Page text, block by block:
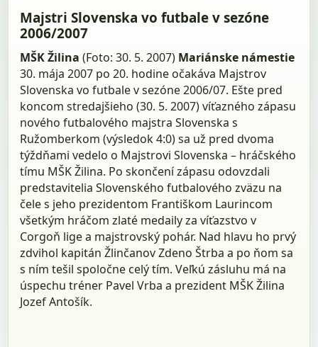
Majstri Slovenska vo futbale v sezóne
2006/2007
MŠK Žilina(Foto: 30. 5. 2007) Mariánske námestie
30. mája 2007 po 20. hodine očakáva Majstrov
Slovenska vo futbale v sezóne 2006/07. Ešte pred
koncom stredajšieho (30. 5. 2007) víťazného zápasu
nového futbalového majstra Slovenska s
Ružomberkom (výsledok 4:0) sa už pred dvoma
týždňami vedelo o Majstrovi Slovenska – hráčského
tímu MŠK Žilina. Po skončení zápasu odovzdali
predstavitelia Slovenského futbalového zväzu na
čele s jeho prezidentom Františkom Laurincom
všetkým hráčom zlaté medaily za víťazstvo v
Corgoň lige a majstrovský pohár. Nad hlavu ho prvý
zdvihol kapitán Žlinčanov Zdeno Štrba a po ňom sa
s ním tešil spoločne celý tím. Veľkú zásluhu má na
úspechu tréner Pavel Vrba a prezident MŠK Žilina
Jozef Antošík.